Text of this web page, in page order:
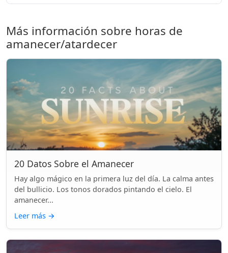
Más información sobre horas de
amanecer/atardecer
20 Datos Sobre el Amanecer
Hay algo mágico en la primera luz del día. La calma antes
del bullicio. Los tonos dorados pintando el cielo. El
amanecer...
Leer más →